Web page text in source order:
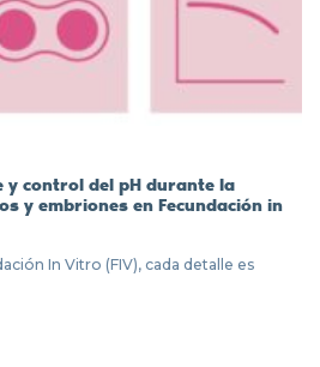
control del pH durante la
y embriones en Fecundación in
In Vitro (FIV), cada detalle es